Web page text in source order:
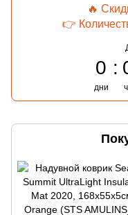
🔥
👉
0
дни